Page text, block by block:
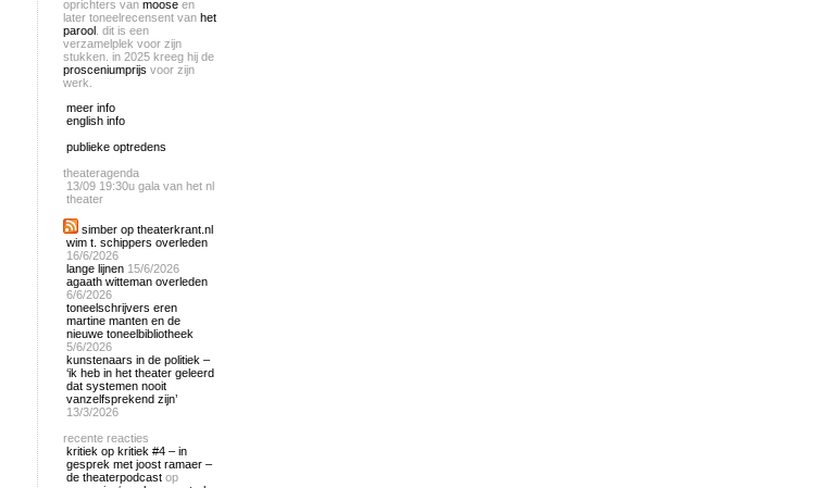
oprichters van moose en
later toneelrecensent van het
parool . dit is een
verzamelplek voor zijn
stukken. in 2025 kreeg hij de
prosceniumprijs voor zijn
werk.
meer info
english info
publieke optredens
theateragenda
13/09 19:30u gala van het nl
theater
simber op theaterkrant.nl
wim t. schippers overleden
16/6/2026
lange lijnen 15/6/2026
agaath witteman overleden
6/6/2026
toneelschrijvers eren
martine manten en de
nieuwe toneelbibliotheek
5/6/2026
kunstenaars in de politiek –
‘ik heb in het theater geleerd
dat systemen nooit
vanzelfsprekend zijn’
13/3/2026
recente reacties
kritiek op kritiek #4 – in
gesprek met joost ramaer –
de theaterpodcast op